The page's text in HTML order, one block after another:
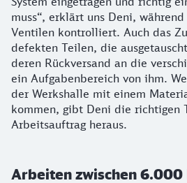
muss“, erklärt uns Deni,
Ventilen kontrolliert. Auch das
defekten Teilen, die
deren Rückversand an die
ein Aufgabenbereich von ihm.
der Werkshalle mit einem
kommen, gibt Deni die richtigen
Arbeitsauftrag heraus.
Arbeiten zwischen